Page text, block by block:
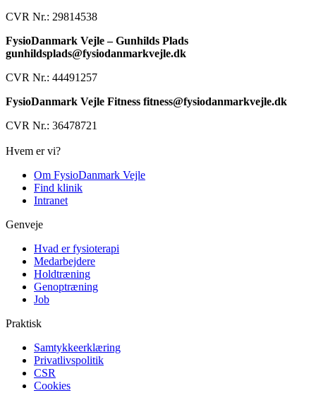
CVR Nr.: 29814538
FysioDanmark Vejle – Gunhilds Plads
gunhildsplads@fysiodanmarkvejle.dk
CVR Nr.: 44491257
FysioDanmark Vejle Fitness fitness@fysiodanmarkvejle.dk
CVR Nr.: 36478721
Hvem er vi?
Om FysioDanmark Vejle
Find klinik
Intranet
Genveje
Hvad er fysioterapi
Medarbejdere
Holdtræning
Genoptræning
Job
Praktisk
Samtykkeerklæring
Privatlivspolitik
CSR
Cookies